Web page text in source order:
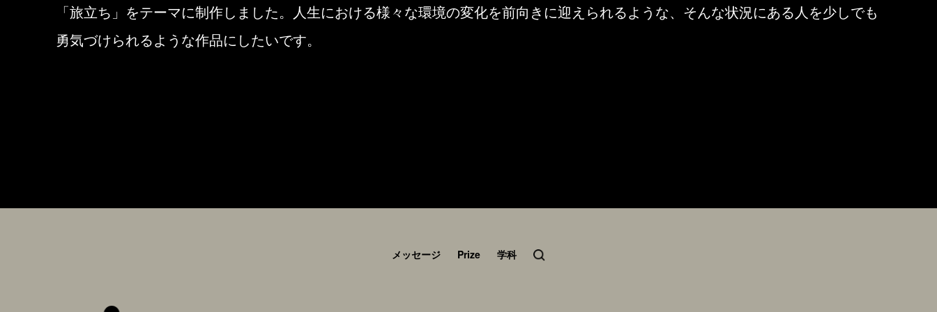
「旅立ち」をテーマに制作しました。人生における様々な環境の変化を前向きに迎えられるような、そんな状況にある人を少しでも
勇気づけられるような作品にしたいです。
メッセージ Prize 学科